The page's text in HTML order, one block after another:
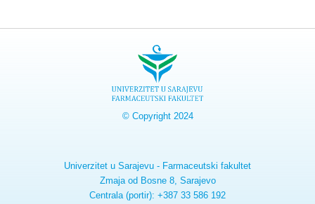
© Copyright 2024
Univerzitet u Sarajevu - Farmaceutski fakultet
Zmaja od Bosne 8, Sarajevo
Centrala (portir): +387 33 586 192